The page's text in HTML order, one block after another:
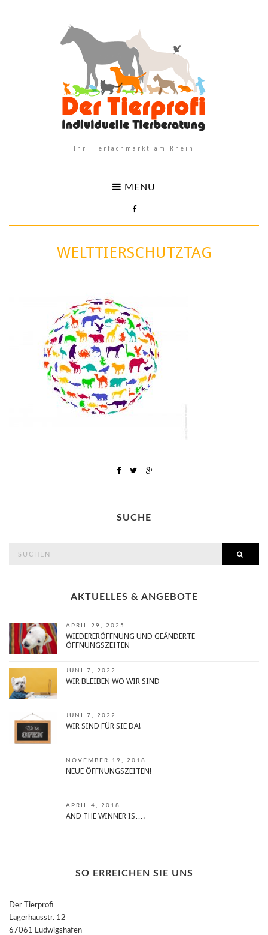
Ihr Tierfachmarkt am Rhein
MENU
WELTTIERSCHUTZTAG
SUCHE
AKTUELLES & ANGEBOTE
APRIL 29, 2025
WIEDERERÖFFNUNG UND GEÄNDERTE
ÖFFNUNGSZEITEN
JUNI 7, 2022
WIR BLEIBEN WO WIR SIND
JUNI 7, 2022
WIR SIND FÜR SIE DA!
NOVEMBER 19, 2018
NEUE ÖFFNUNGSZEITEN!
APRIL 4, 2018
AND THE WINNER IS….
SO ERREICHEN SIE UNS
Der Tierprofi
Lagerhausstr. 12
67061 Ludwigshafen